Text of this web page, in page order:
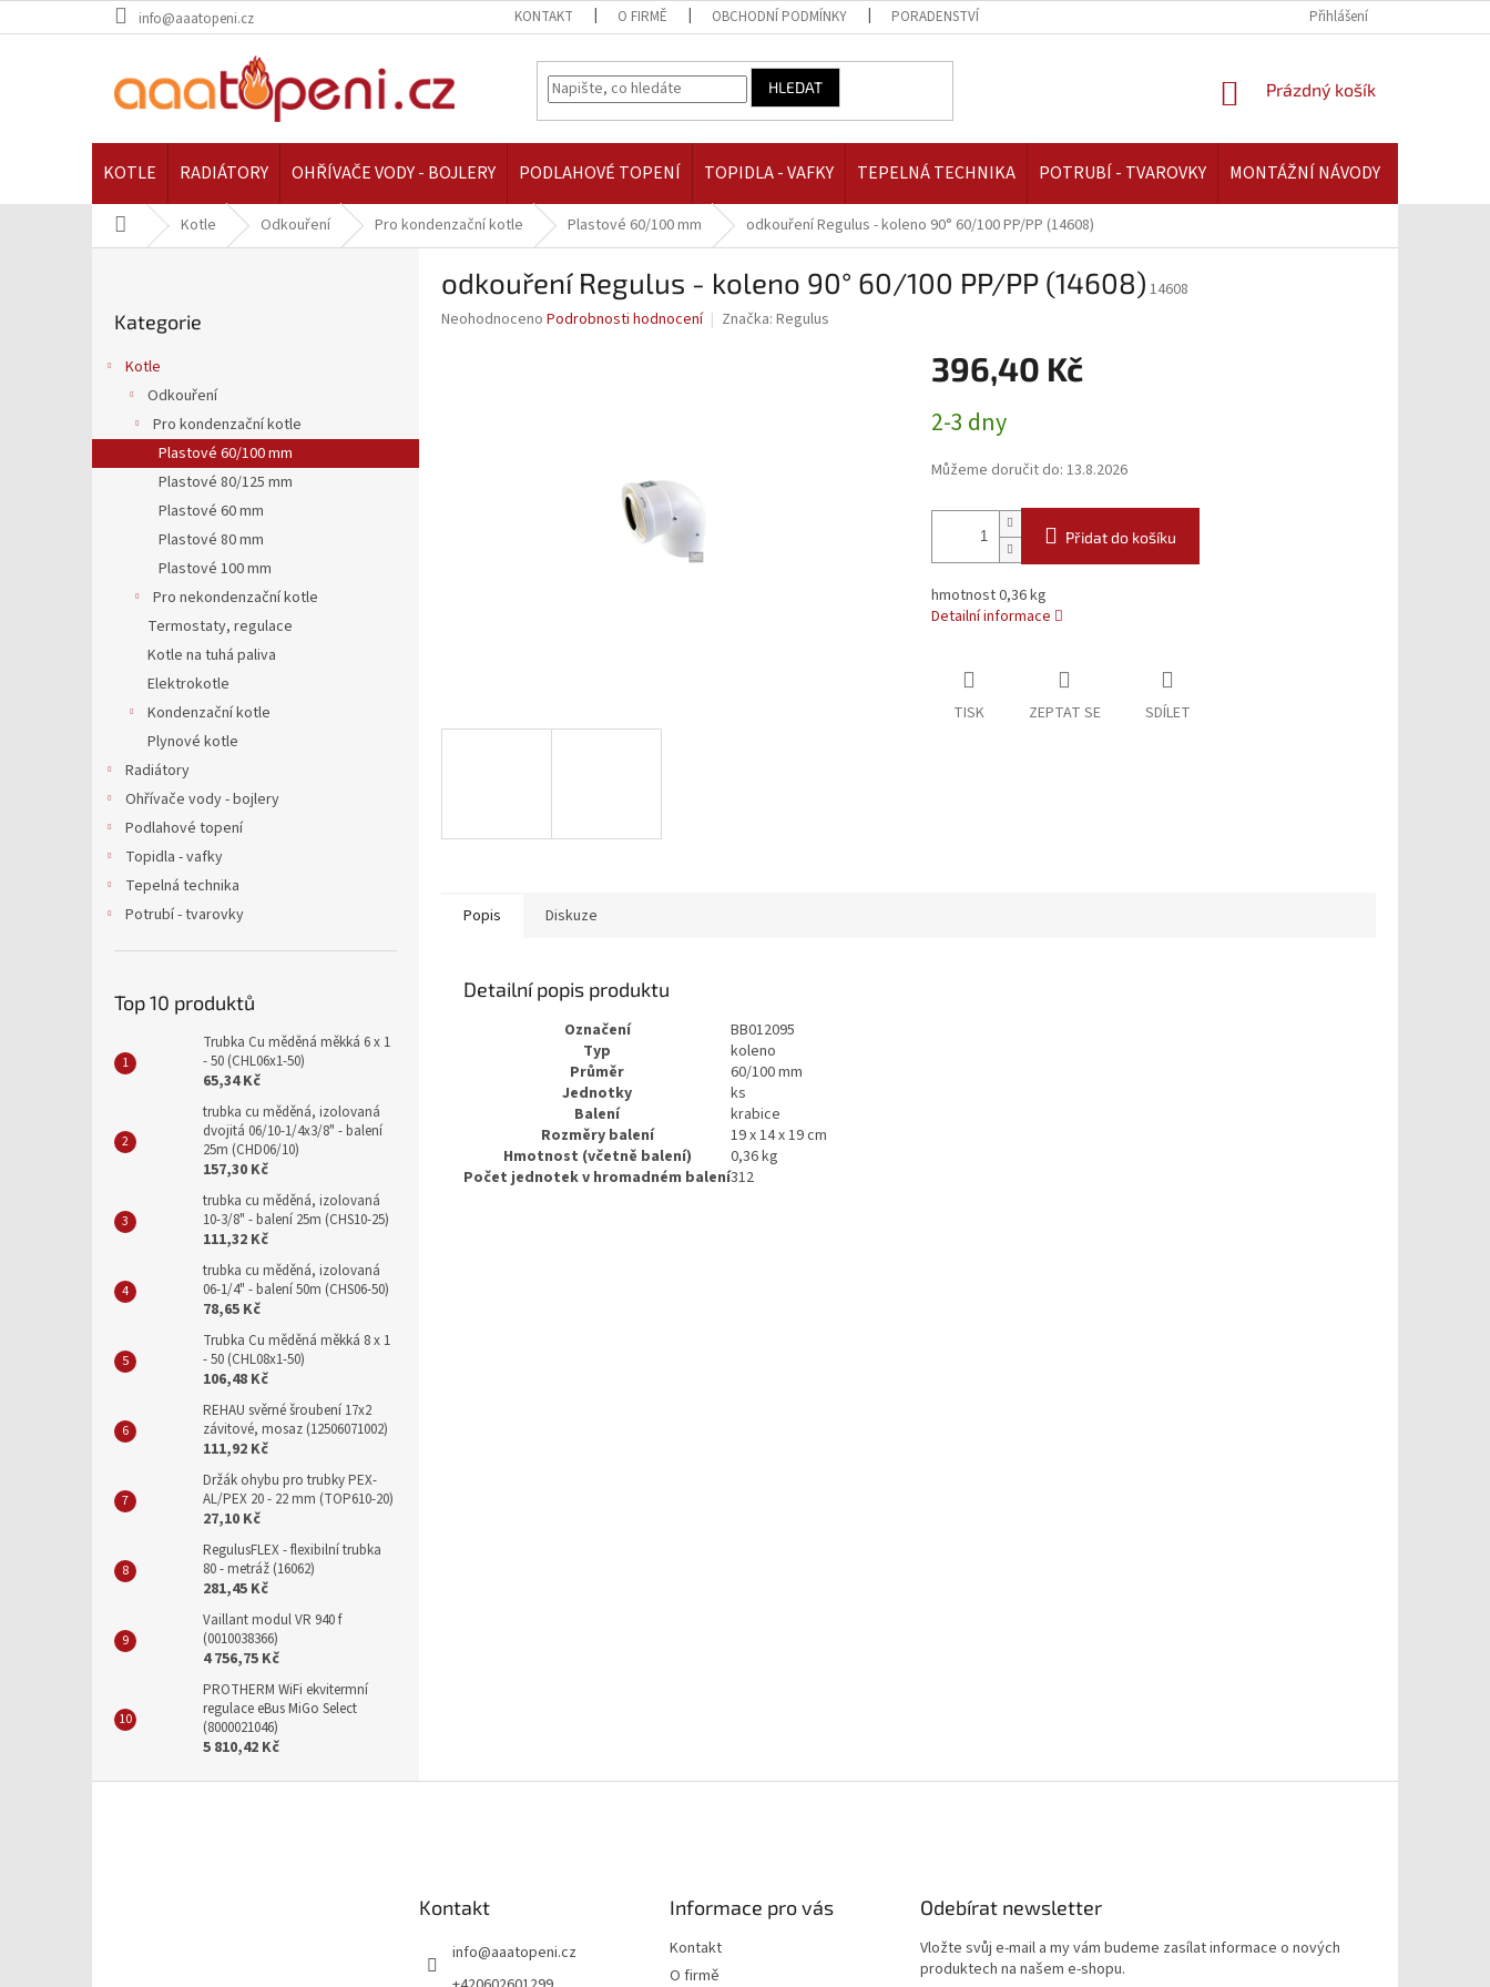
na
info@aaatopeni.cz KONTAKT O FIRMĚ OBCHODNÍ PODMÍNKY PORADENSTVÍ PLATBA A DOPRAVA |
Přihlášení
HLEDAT
NÁKUPNÍ
Prázdný košík
KOTLE RADIÁTORY OHŘÍVAČE VODY - BOJLERY PODLAHOVÉ TOPENÍ TOPIDLA - VAFKY TEPELNÁ TECHNIKA POTRUBÍ - TVAROVKY MONTÁŽNÍ NÁVODY
Domů Kotle Odkouření Pro kondenzační kotle Plastové 60/100 mm odkouření Regulus - koleno 90° 60/100 PP/PP (14608)
kategorie
Kategorie
Kotle
Odkouření
Pro kondenzační kotle
Plastové 60/100 mm
Plastové 80/125 mm
Plastové 60 mm
Plastové 80 mm
Plastové 100 mm
Pro nekondenzační kotle
Termostaty, regulace
Kotle na tuhá paliva
Elektrokotle
Kondenzační kotle
Plynové kotle
Radiátory
Ohřívače vody - bojlery
Podlahové topení
Topidla - vafky
Tepelná technika
Potrubí - tvarovky
Top 10 produktů
Trubka Cu měděná měkká 6 x 1
- 50 (CHL06x1-50)
65,34 Kč
trubka cu měděná, izolovaná
dvojitá 06/10-1/4x3/8" - balení
25m (CHD06/10)
157,30 Kč
trubka cu měděná, izolovaná
10-3/8" - balení 25m (CHS10-25)
111,32 Kč
trubka cu měděná, izolovaná
06-1/4" - balení 50m (CHS06-50)
78,65 Kč
Trubka Cu měděná měkká 8 x 1
- 50 (CHL08x1-50)
106,48 Kč
REHAU svěrné šroubení 17x2
závitové, mosaz (12506071002)
111,92 Kč
Držák ohybu pro trubky PEX-
AL/PEX 20 - 22 mm (TOP610-20)
27,10 Kč
RegulusFLEX - flexibilní trubka
80 - metráž (16062)
281,45 Kč
Vaillant modul VR 940 f
(0010038366)
4 756,75 Kč
PROTHERM WiFi ekvitermní
regulace eBus MiGo Select
(8000021046)
5 810,42 Kč
odkouření Regulus - koleno 90° 60/100 PP/PP (14608) 14608
Průměrné
Neohodnoceno Podrobnosti hodnocení Značka: Regulus
396,40 Kč
cena:
2-3 dny
Můžeme doručit do: 13.8.2026
Přidat do košíku
hmotnost 0,36 kg
Detailní informace
TISK ZEPTAT SE SDÍLET
Popis Diskuze
Detailní popis produktu
Označení
BB012095
Typ
koleno
Průměr
60/100 mm
Jednotky
ks
Balení
krabice
Rozměry balení
19 x 14 x 19 cm
Hmotnost (včetně balení)
0,36 kg
Počet jednotek v hromadném balení312
Kontakt
info@aaatopeni.cz
Informace pro vás
Kontakt
O firmě
Odebírat newsletter
Vložte svůj e-mail a my vám budeme zasílat informace o nových
produktech na našem e-shopu.